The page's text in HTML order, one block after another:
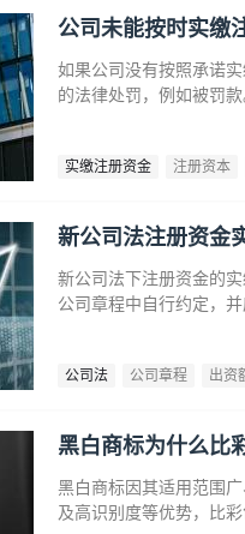
公司未能按时实缴
如果公司没有按照承诺
的法律处罚，例如被罚
实缴注册资金 注册资本
新公司法注册资金
新公司法下注册资金的
公司章程中自行约定，
公司法 公司章程 出资
黑白商标为什么比
黑白商标因其适用范围
及高识别度等优势，比